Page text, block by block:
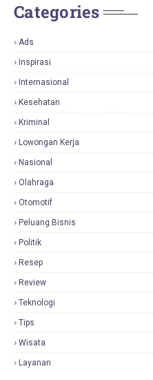
Categories
Ads
Inspirasi
Internasional
Kesehatan
Kriminal
Lowongan Kerja
Nasional
Olahraga
Otomotif
Peluang Bisnis
Politik
Resep
Review
Teknologi
Tips
Wisata
Layanan